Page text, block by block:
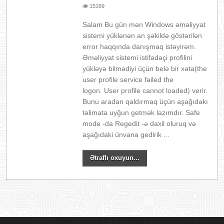
15169
Salam Bu gün mən Windows əməliyyat
sistemi yüklənən an şəkildə göstərilən
error haqqında danışmaq istəyirəm.
Əməliyyat sistemi istifadəçi profilini
yükləyə bilmədiyi üçün belə bir xəta(the
user profile service failed the
logon. User profile cannot loaded) verir.
Bunu aradan qaldırmaq üçün aşağıdakı
təlimata uyğun getmək lazımdır. Safe
mode -da Regedit -ə daxil oluruq və
aşağıdaki ünvana gedirik ...
Ətraflı oxuyun...